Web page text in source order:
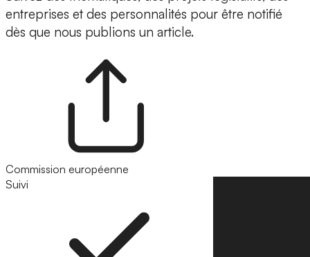
entreprises et des personnalités pour être notifié
dès que nous publions un article.
Commission européenne
Suivi